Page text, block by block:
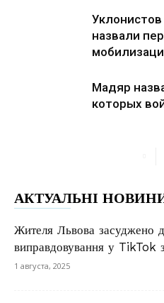
назвали
Мадяр
которых
АКТУАЛЬНІ
Жителя Львова засуджено
виправдовування у TikTok
1 августа, 2025